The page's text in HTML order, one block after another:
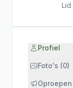
Lid
Profiel
Foto's (0)